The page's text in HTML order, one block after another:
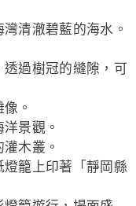
清澈碧藍的海水。
過樹冠的縫隙，可
。
景觀。
木叢。
籠上印著「靜岡縣